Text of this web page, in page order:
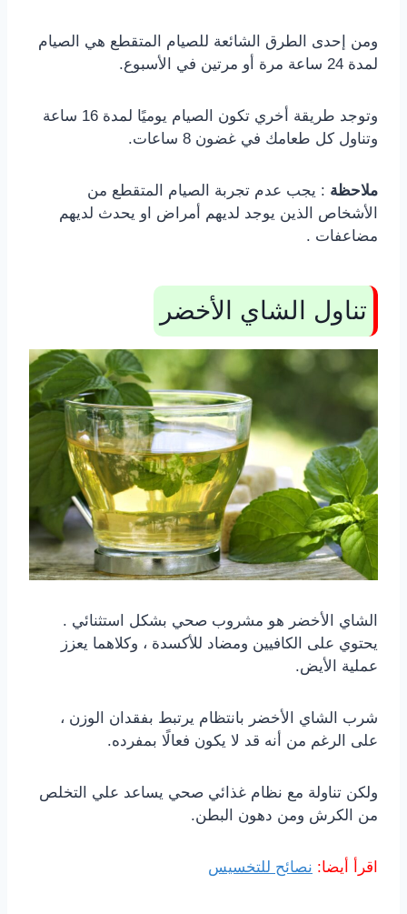
ومن إحدى الطرق الشائعة للصيام المتقطع هي الصيام
لمدة 24 ساعة مرة أو مرتين في الأسبوع.
وتوجد طريقة أخري تكون الصيام يوميًا لمدة 16 ساعة
وتناول كل طعامك في غضون 8 ساعات.
ملاحظة : يجب عدم تجربة الصيام المتقطع من
الأشخاص الذين يوجد لديهم أمراض او يحدث لديهم
مضاعفات .
تناول الشاي الأخضر
الشاي الأخضر هو مشروب صحي بشكل استثنائي .
يحتوي على الكافيين ومضاد للأكسدة ، وكلاهما يعزز
عملية الأيض.
شرب الشاي الأخضر بانتظام يرتبط بفقدان الوزن ،
على الرغم من أنه قد لا يكون فعالًا بمفرده.
ولكن تناولة مع نظام غذائي صحي يساعد علي التخلص
من الكرش ومن دهون البطن.
اقرأ أيضا: نصائح للتخسيس